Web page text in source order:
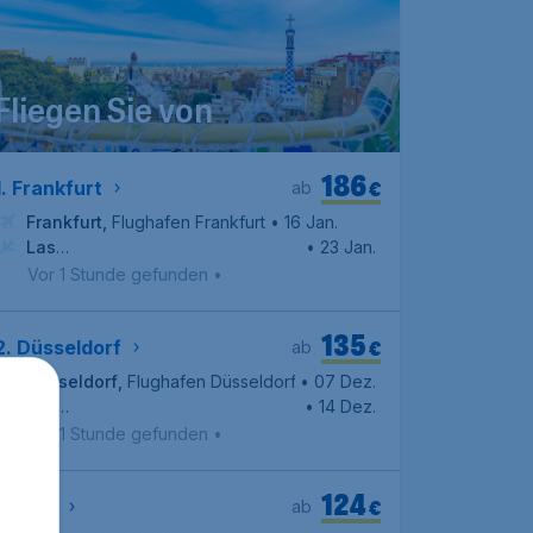
Sie von
Frankfurt €
186
ab
Frankfurt Flughafen Frankfurt • 16 Jan.
Las
Palmas, Flughafen Gran Canaria
• 23 Jan.
Vor 1 Stunde gefunden •
Düsseldorf €
135
ab
Düsseldorf, Flughafen Düsseldorf • 07 Dez.
Palmas, Flughafen Gran Canaria
• 14 Dez.
Vor 1 Stunde gefunden •
€
124
ab